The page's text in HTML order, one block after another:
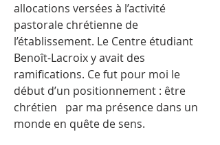
allocations versées à l’activité
pastorale chrétienne de
l’établissement. Le Centre étudiant
Benoît-Lacroix y avait des
ramifications. Ce fut pour moi le
début d’un positionnement : être
chrétien par ma présence dans un
monde en quête de sens.